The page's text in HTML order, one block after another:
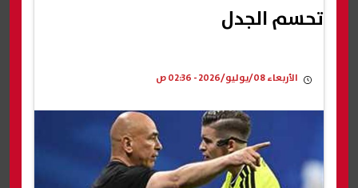
تحسم الجدل
الأربعاء 08/يوليو/2026 - 02:36 ص